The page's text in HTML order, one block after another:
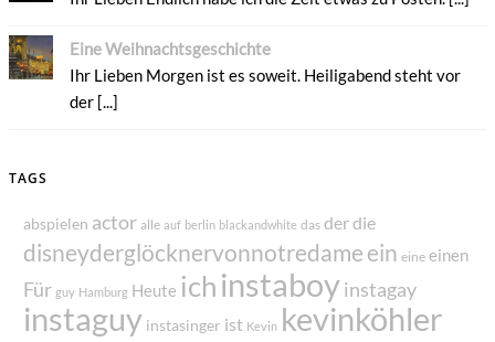
Eine Weihnachtsgeschichte
Ihr Lieben Morgen ist es soweit. Heiligabend steht vor
der [...]
TAGS
abspielen actor alle auf berlin blackandwhite das derdie
disneyderglöcknervonnotredame ein eine einen
Für guy Hamburg Heute ichinstaboy instagay
instaguy instasinger ist Kevin kevinköhler